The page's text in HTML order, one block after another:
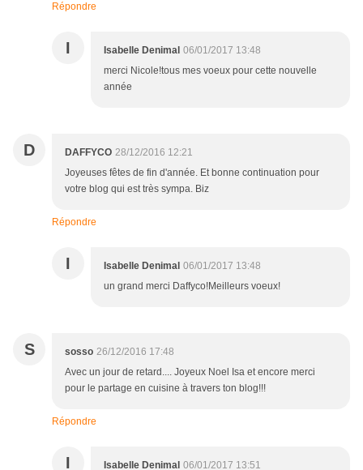
Répondre
I Isabelle Denimal 06/01/2017 13:48
merci Nicole!tous mes voeux pour cette nouvelle
année
D DAFFYCO 28/12/2016 12:21
Joyeuses fêtes de fin d'année. Et bonne continuation pour
votre blog qui est très sympa. Biz
Répondre
I Isabelle Denimal 06/01/2017 13:48
un grand merci Daffyco!Meilleurs voeux!
S sosso 26/12/2016 17:48
Avec un jour de retard.... Joyeux Noel Isa et encore merci
pour le partage en cuisine à travers ton blog!!!
Répondre
I Isabelle Denimal 06/01/2017 13:51